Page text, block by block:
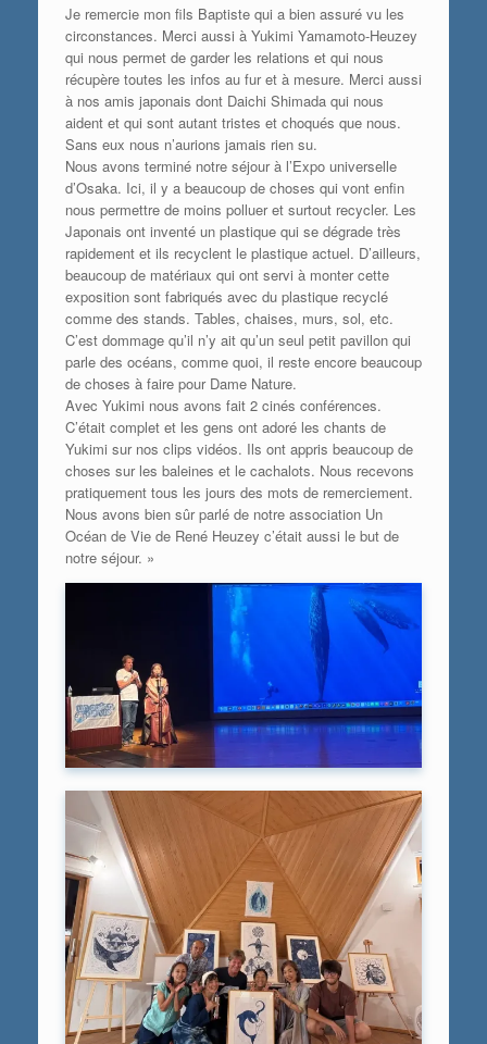
Je remercie mon fils Baptiste qui a bien assuré vu les
circonstances. Merci aussi à Yukimi Yamamoto-Heuzey
qui nous permet de garder les relations et qui nous
récupère toutes les infos au fur et à mesure. Merci aussi
à nos amis japonais dont Daichi Shimada qui nous
aident et qui sont autant tristes et choqués que nous.
Sans eux nous n’aurions jamais rien su.
Nous avons terminé notre séjour à l’Expo universelle
d’Osaka. Ici, il y a beaucoup de choses qui vont enfin
nous permettre de moins polluer et surtout recycler. Les
Japonais ont inventé un plastique qui se dégrade très
rapidement et ils recyclent le plastique actuel. D’ailleurs,
beaucoup de matériaux qui ont servi à monter cette
exposition sont fabriqués avec du plastique recyclé
comme des stands. Tables, chaises, murs, sol, etc.
C’est dommage qu’il n’y ait qu’un seul petit pavillon qui
parle des océans, comme quoi, il reste encore beaucoup
de choses à faire pour Dame Nature.
Avec Yukimi nous avons fait 2 cinés conférences.
C’était complet et les gens ont adoré les chants de
Yukimi sur nos clips vidéos. Ils ont appris beaucoup de
choses sur les baleines et le cachalots. Nous recevons
pratiquement tous les jours des mots de remerciement.
Nous avons bien sûr parlé de notre association Un
Océan de Vie de René Heuzey c’était aussi le but de
notre séjour. »